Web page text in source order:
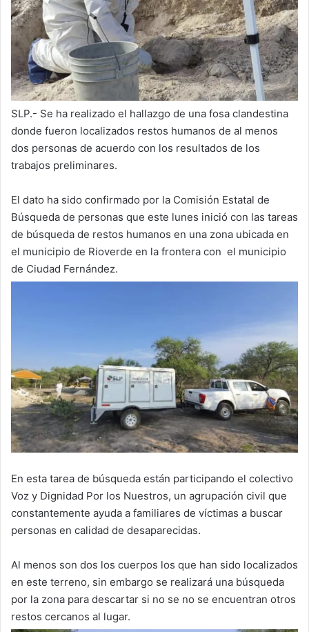
SLP.- Se ha realizado el hallazgo de una fosa clandestina
donde fueron localizados restos humanos de al menos
dos personas de acuerdo con los resultados de los
trabajos preliminares.
El dato ha sido confirmado por la Comisión Estatal de
Búsqueda de personas que este lunes inició con las tareas
de búsqueda de restos humanos en una zona ubicada en
el municipio de Rioverde en la frontera con el municipio
de Ciudad Fernández.
En esta tarea de búsqueda están participando el colectivo
Voz y Dignidad Por los Nuestros, un agrupación civil que
constantemente ayuda a familiares de víctimas a buscar
personas en calidad de desaparecidas.
Al menos son dos los cuerpos los que han sido localizados
en este terreno, sin embargo se realizará una búsqueda
por la zona para descartar si no se no se encuentran otros
restos cercanos al lugar.